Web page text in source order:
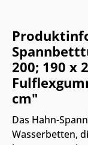
200; 190 x
cm"
Das Hahn-
Wasserbetten,